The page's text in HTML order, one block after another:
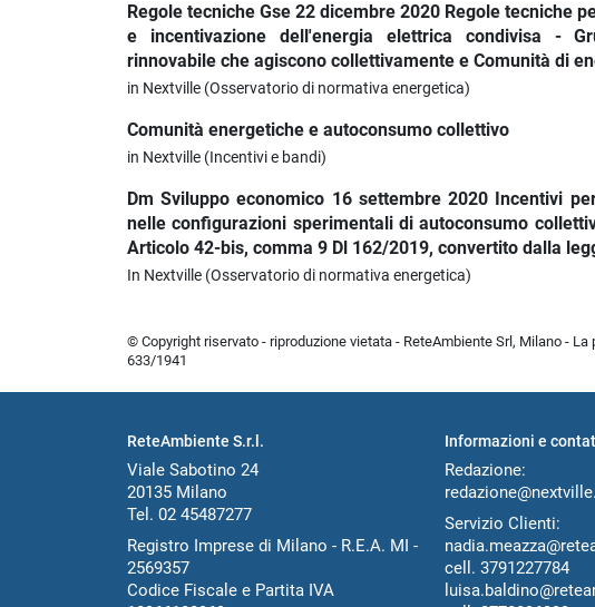
Regole tecniche Gse 22 dicembre 2020 Regole tecniche
e incentivazione dell'energia elettrica condivisa -
rinnovabile che agiscono collettivamente e Comunità di
in Nextville (Osservatorio di normativa energetica)
Comunità energetiche e autoconsumo collettivo
in Nextville (Incentivi e bandi)
Dm Sviluppo economico 16 settembre 2020 Incentivi
nelle configurazioni sperimentali di autoconsumo
Articolo 42-bis, comma 9 Dl 162/2019, convertito dalla
In Nextville (Osservatorio di normativa energetica)
© Copyright riservato - riproduzione vietata - ReteAmbiente Srl, Milano -
633/1941
ReteAmbiente S.r.l.
Viale Sabotino 24
20135 Milano
Tel. 02 45487277
Registro Imprese di Milano - R.E.A. MI -
2569357
Codice Fiscale e Partita IVA
Informazioni e
Redazione:
Servizio Clienti:
cell. 3791227784